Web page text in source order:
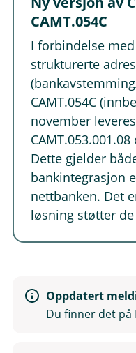
CAMT.054C
I forbindelse
strukturerte
CAMT.054C
november
Dette gjelder
bankintegrasjon
nettbanken. Det
løsning støtter
Oppdatert
Du finner det på